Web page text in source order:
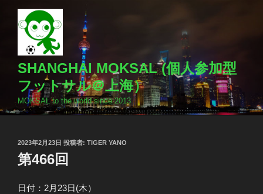
ッ
SHANGHAI MOKSAL (個人参加型
フットサル＠上海）
MOKSAL to the world since 2013
投
稿
日:
2023年2月23日 投稿者: TIGER YANO
第466回
日付：2月23日(木）